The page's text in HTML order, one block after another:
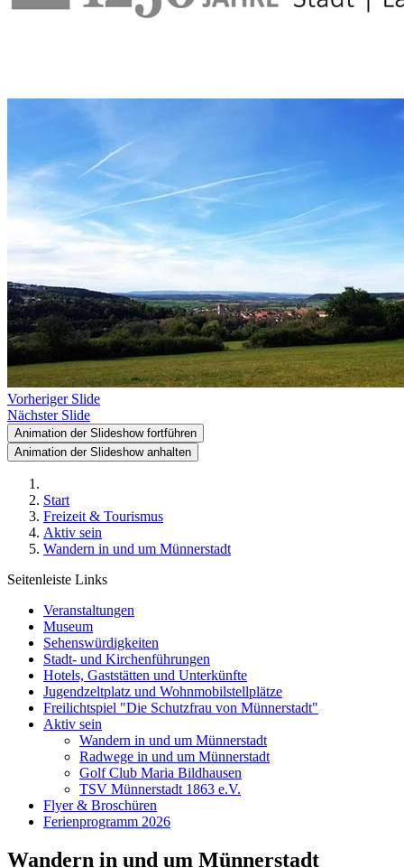
Vorheriger Slide
Nächster Slide
Animation der Slideshow fortführen
Animation der Slideshow anhalten
Start
Freizeit & Tourismus
Aktiv sein
Wandern in und um Münnerstadt
Seitenleiste Links
Veranstaltungen
Museum
Sehenswürdigkeiten
Stadt- und Kirchenführungen
Hotels, Gaststätten und Unterkünfte
Jugendzeltplatz und Wohnmobilstellplätze
Freilichtspiel "Die Schutzfrau von Münnerstadt"
Aktiv sein
Wandern in und um Münnerstadt
Radwege in und um Münnerstadt
Golf Club Maria Bildhausen
TSV Münnerstadt 1863 e.V.
Flyer & Broschüren
Ferienprogramm 2026
Wandern in und um Münnerstadt